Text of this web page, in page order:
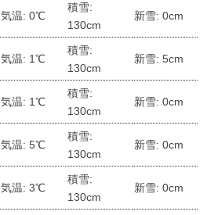
気温: 0℃
積雪:
130cm
新雪: 0cm
気温: 1℃
積雪:
130cm
新雪: 5cm
気温: 1℃
積雪:
130cm
新雪: 0cm
気温: 5℃
積雪:
130cm
新雪: 0cm
気温: 3℃
積雪:
130cm
新雪: 0cm